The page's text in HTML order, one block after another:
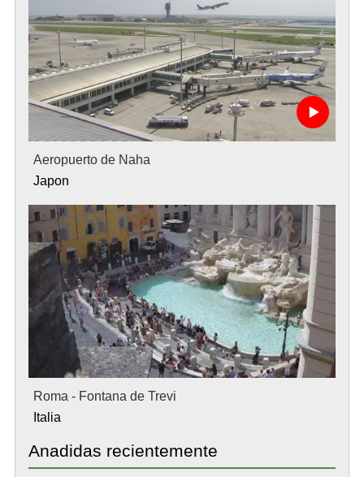
Aeropuerto de Naha
Japon
Roma - Fontana de Trevi
Italia
Anadidas recientemente